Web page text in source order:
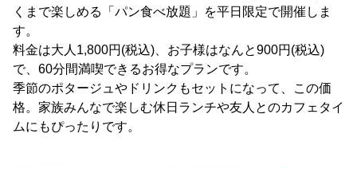
くまで楽しめる「パン食べ放題」を平日限定で開催しま
す。
料金は大人1,800円(税込)、お子様はなんと900円(税込)
で、60分間満喫できるお得なプランです。
季節のポタージュやドリンクもセットになって、この価
格。家族みんなで楽しむ休日ランチや友人とのカフェタイ
ムにもぴったりです。